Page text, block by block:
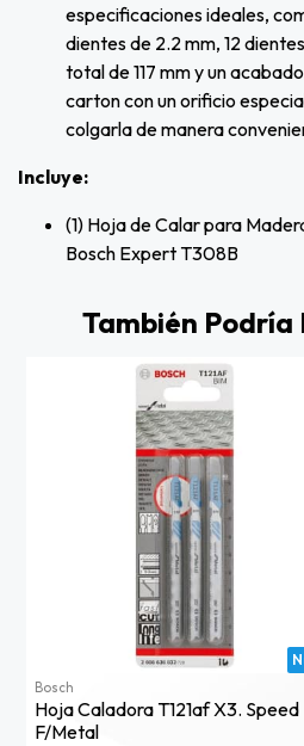
especificaciones ideales,
dientes de 2.2 mm, 12
total de 117 mm y un
carton con un orificio
colgarla de manera
Incluye:
(1) Hoja de Calar para
Bosch Expert T308B
También
Bosch
Hoja Caladora T121af X3. Speed
F/metal